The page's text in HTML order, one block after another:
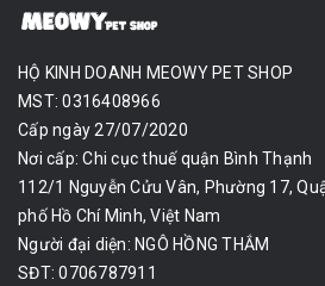
HỘ KINH DOANH MEOWY PET SHOP
MST: 0316408966
Cấp ngày 27/07/2020
Nơi cấp: Chi cục thuế quận Bình Thạnh
112/1 Nguyễn Cửu Vân, Phường 17,
phố Hồ Chí Minh, Việt Nam
Người đại diện: NGÔ HỒNG THẮM
SĐT: 0706787911